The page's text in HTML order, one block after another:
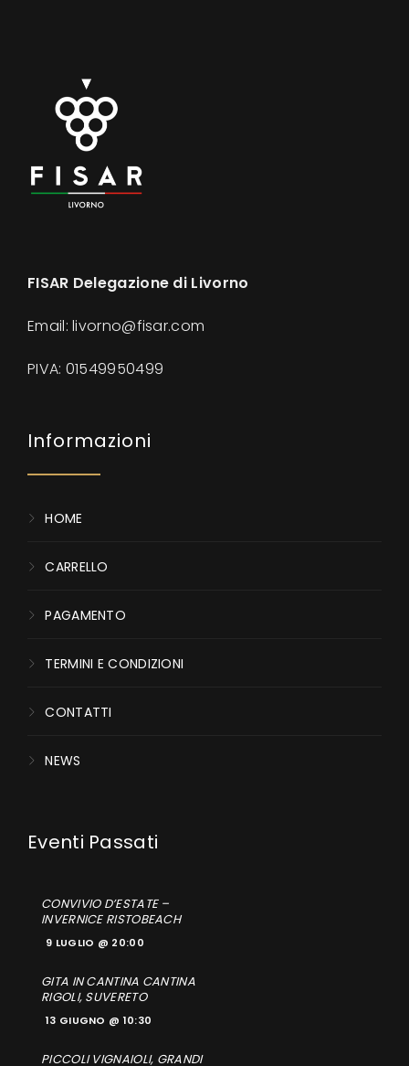
FISAR Delegazione di Livorno
Email: livorno@fisar.com
PIVA: 01549950499
Informazioni
HOME
CARRELLO
PAGAMENTO
TERMINI E CONDIZIONI
CONTATTI
NEWS
CONVIVIO D’ESTATE –
INVERNICE RISTOBEACH
9 LUGLIO @ 20:00
GITA IN CANTINA CANTINA
RIGOLI, SUVERETO
13 GIUGNO @ 10:30
PICCOLI VIGNAIOLI, GRANDI